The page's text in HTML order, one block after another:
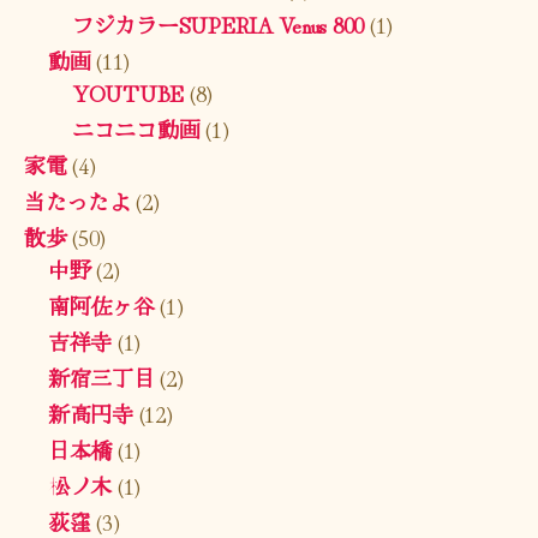
フジカラーSUPERIA Venus 800(1)
動画(11)
YOUTUBE(8)
ニコニコ動画(1)
家電(4)
当たったよ(2)
散歩(50)
中野(2)
南阿佐ヶ谷(1)
吉祥寺(1)
新宿三丁目 (2)
新高円寺(12)
日本橋(1)
松ノ木(1)
荻窪(3)